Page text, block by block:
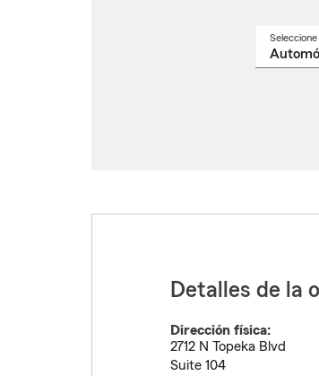
Detalles de la
Dirección física:
2712 N Topeka Blvd
Suite 104